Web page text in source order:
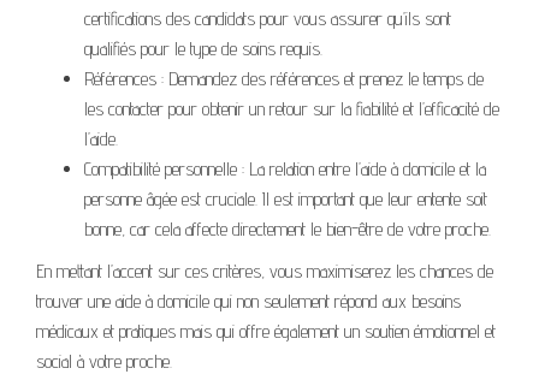
certifications des candidats pour vous assurer qu’ils sont
qualifiés pour le type de soins requis.
Références : Demandez des références et prenez le temps de
les contacter pour obtenir un retour sur la fiabilité et l’efficacité de
l’aide.
Compatibilité personnelle : La relation entre l’aide à domicile et la
personne âgée est cruciale. Il est important que leur entente soit
bonne, car cela affecte directement le bien-être de votre proche.
En mettant l’accent sur ces critères, vous maximiserez les chances de
trouver une aide à domicile qui non seulement répond aux besoins
médicaux et pratiques mais qui offre également un soutien émotionnel et
social à votre proche.